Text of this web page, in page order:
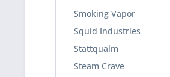
Smoking Vapor
Squid Industries
Stattqualm
Steam Crave